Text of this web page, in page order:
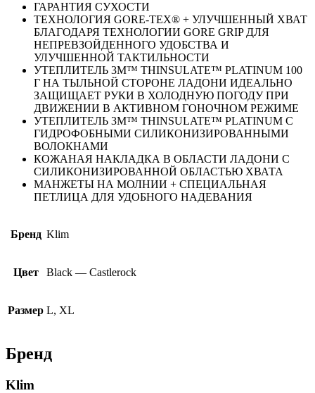
ГАРАНТИЯ СУХОСТИ
ТЕХНОЛОГИЯ GORE-TEX® + УЛУЧШЕННЫЙ ХВАТ
БЛАГОДАРЯ ТЕХНОЛОГИИ GORE GRIP ДЛЯ
НЕПРЕВЗОЙДЕННОГО УДОБСТВА И
УЛУЧШЕННОЙ ТАКТИЛЬНОСТИ
УТЕПЛИТЕЛЬ 3M™ THINSULATE™ PLATINUM 100
Г НА ТЫЛЬНОЙ СТОРОНЕ ЛАДОНИ ИДЕАЛЬНО
ЗАЩИЩАЕТ РУКИ В ХОЛОДНУЮ ПОГОДУ ПРИ
ДВИЖЕНИИ В АКТИВНОМ ГОНОЧНОМ РЕЖИМЕ
УТЕПЛИТЕЛЬ 3M™ THINSULATE™ PLATINUM С
ГИДРОФОБНЫМИ СИЛИКОНИЗИРОВАННЫМИ
ВОЛОКНАМИ
КОЖАНАЯ НАКЛАДКА В ОБЛАСТИ ЛАДОНИ С
СИЛИКОНИЗИРОВАННОЙ ОБЛАСТЬЮ ХВАТА
МАНЖЕТЫ НА МОЛНИИ + СПЕЦИАЛЬНАЯ
ПЕТЛИЦА ДЛЯ УДОБНОГО НАДЕВАНИЯ
Бренд Klim
Цвет Black — Castlerock
Размер L, XL
Бренд
Klim